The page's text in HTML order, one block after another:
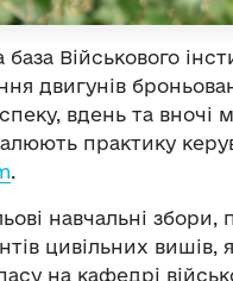
Військового
двигунів
вдень та вночі
практику
навчальні
цивільних вишів,
на кафедрі